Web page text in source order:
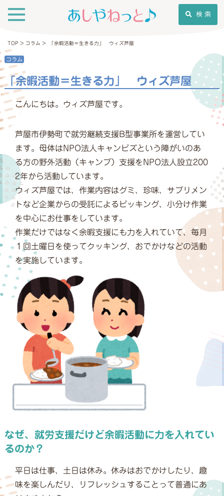
検 索
TOP > コラム > 「余暇活動＝生きる力」 ウィズ芦屋
コラム
「余暇活動＝生きる力」 ウィズ芦屋
こんにちは。ウィズ芦屋です。
芦屋市伊勢町で就労継続支援B型事業所を運営してい
ます。母体はNPO法人キャンピズという障がいのあ
る方の野外活動（キャンプ）支援をNPO法人設立200
2年から活動しています。
ウィズ芦屋では、作業内容はグミ、珍味、サプリメン
トなど企業からの受託によるピッキング、小分け作業
を中心にお仕事をしています。
作業だけではなく余暇支援にも力を入れていて、毎月
１回土曜日を使ってクッキング、おでかけなどの活動
を実施しています。
なぜ、就労支援だけど余暇活動に力を入れてい
るのか？
平日は仕事、土日は休み。休みはおでかけしたり、趣
味を楽しんだり、リフレッシュすることって普通にあ